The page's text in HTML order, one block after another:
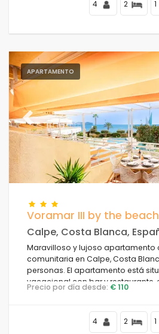
4 2 1
APARTAMENTO
Previous
Voramar III by the
Calpe, Costa Blanca,
Maravilloso y lujoso apartamento
comunitaria en Calpe, Costa
personas. El apartamento está
vacacional con bar y restaurante,
residencial de playa, cerca de
del mar Mediterráneo.
Precio por día desde: € 110
4 2 1